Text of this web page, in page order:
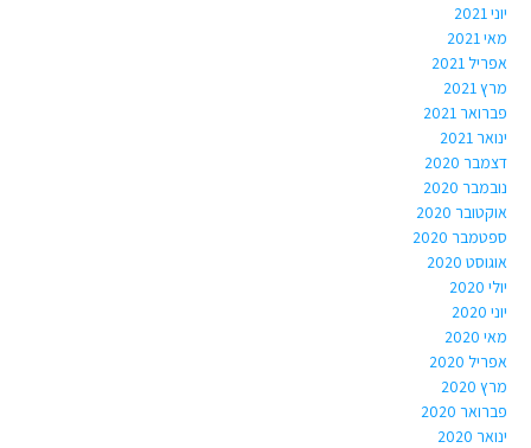
יוני 2021
מאי 2021
אפריל 2021
מרץ 2021
פברואר 2021
ינואר 2021
דצמבר 2020
נובמבר 2020
אוקטובר 2020
ספטמבר 2020
אוגוסט 2020
יולי 2020
יוני 2020
מאי 2020
אפריל 2020
מרץ 2020
פברואר 2020
ינואר 2020